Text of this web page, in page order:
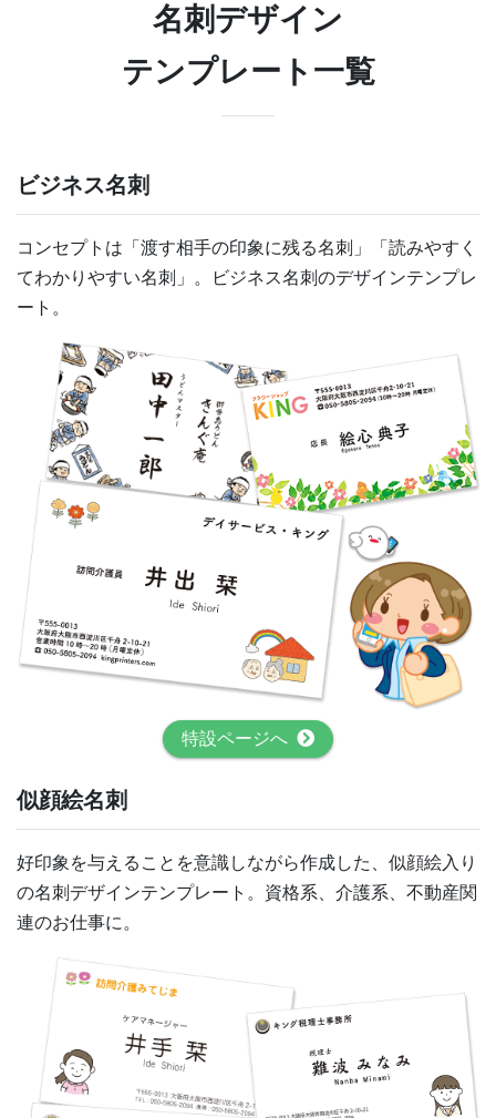
名刺デザイン
テンプレート一覧
ビジネス名刺
コンセプトは「渡す相手の印象に残る名刺」「読みやすく
てわかりやすい名刺」。ビジネス名刺のデザインテンプレ
ート。
特設ページへ
似顔絵名刺
好印象を与えることを意識しながら作成した、似顔絵入り
の名刺デザインテンプレート。資格系、介護系、不動産関
連のお仕事に。